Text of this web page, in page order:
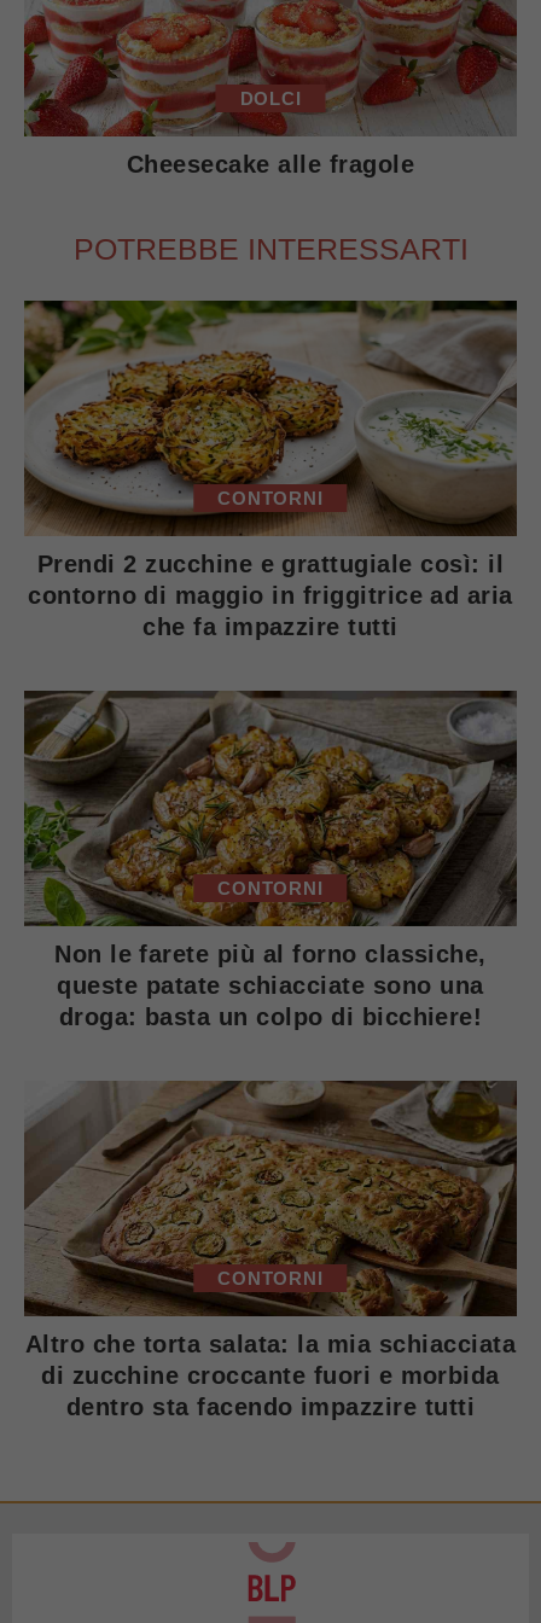
DOLCI
Cheesecake alle fragole
POTREBBE INTERESSARTI
CONTORNI
Prendi 2 zucchine e grattugiale così: il
contorno di maggio in friggitrice ad aria
che fa impazzire tutti
CONTORNI
Non le farete più al forno classiche,
queste patate schiacciate sono una
droga: basta un colpo di bicchiere!
CONTORNI
Altro che torta salata: la mia schiacciata
di zucchine croccante fuori e morbida
dentro sta facendo impazzire tutti